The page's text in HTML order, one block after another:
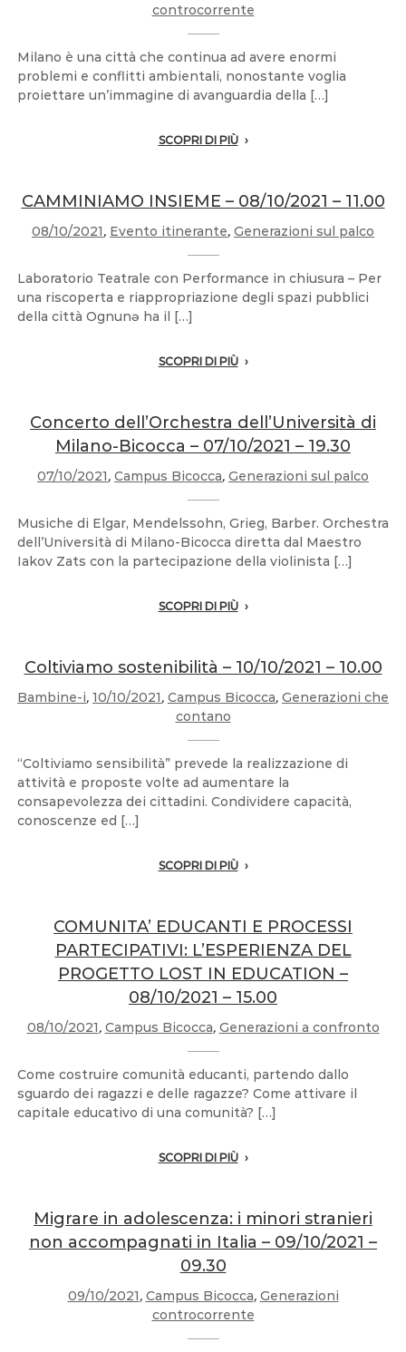
controcorrente
Milano è una città che continua ad avere enormi
problemi e conflitti ambientali, nonostante voglia
proiettare un’immagine di avanguardia della […]
SCOPRI DI PIÙ
CAMMINIAMO INSIEME – 08/10/2021 – 11.00
08/10/2021, Evento itinerante, Generazioni sul palco
Laboratorio Teatrale con Performance in chiusura – Per
una riscoperta e riappropriazione degli spazi pubblici
della città Ognunə ha il […]
SCOPRI DI PIÙ
Concerto dell’Orchestra dell’Università di
Milano-Bicocca – 07/10/2021 – 19.30
07/10/2021, Campus Bicocca, Generazioni sul palco
Musiche di Elgar, Mendelssohn, Grieg, Barber. Orchestra
dell’Università di Milano-Bicocca diretta dal Maestro
Iakov Zats con la partecipazione della violinista […]
SCOPRI DI PIÙ
Coltiviamo sostenibilità – 10/10/2021 – 10.00
Bambine-i, 10/10/2021, Campus Bicocca, Generazioni che
contano
“Coltiviamo sensibilità” prevede la realizzazione di
attività e proposte volte ad aumentare la
consapevolezza dei cittadini. Condividere capacità,
conoscenze ed […]
SCOPRI DI PIÙ
COMUNITA’ EDUCANTI E PROCESSI
PARTECIPATIVI: L’ESPERIENZA DEL
PROGETTO LOST IN EDUCATION –
08/10/2021 – 15.00
08/10/2021, Campus Bicocca, Generazioni a confronto
Come costruire comunità educanti, partendo dallo
sguardo dei ragazzi e delle ragazze? Come attivare il
capitale educativo di una comunità? […]
SCOPRI DI PIÙ
Migrare in adolescenza: i minori stranieri
non accompagnati in Italia – 09/10/2021 –
09.30
09/10/2021, Campus Bicocca, Generazioni
controcorrente